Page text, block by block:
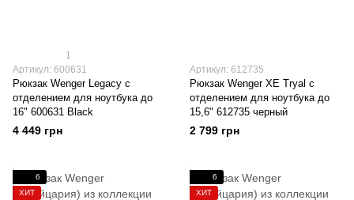
1
Артикул: 600631
Рюкзак Wenger Legacy с
отделением для ноутбука до
16" 600631 Black
4 449 грн
Артикул: 612735
Рюкзак Wenger XE Tryal с
отделением для ноутбука до
15,6" 612735 черный
2 799 грн
6
ХИТ
6
ХИТ